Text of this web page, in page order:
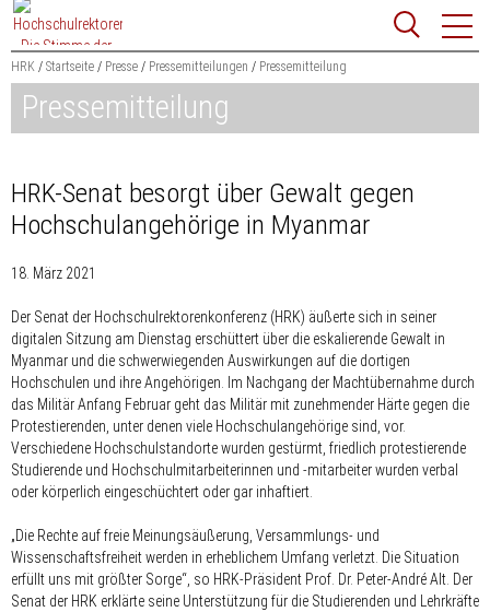
Zum
Content
springen
Suchbegriff
Suchen
HRK Startseite Presse Pressemitteilungen Pressemitteilung
Pressemitteilung
HRK-Senat besorgt über Gewalt gegen
Hochschulangehörige in Myanmar
18. März 2021
Der Senat der Hochschulrektorenkonferenz (HRK) äußerte sich in seiner
digitalen Sitzung am Dienstag erschüttert über die eskalierende Gewalt in
Myanmar und die schwerwiegenden Auswirkungen auf die dortigen
Hochschulen und ihre Angehörigen. Im Nachgang der Machtübernahme durch
das Militär Anfang Februar geht das Militär mit zunehmender Härte gegen die
Protestierenden, unter denen viele Hochschulangehörige sind, vor.
Verschiedene Hochschulstandorte wurden gestürmt, friedlich protestierende
Studierende und Hochschulmitarbeiterinnen und -mitarbeiter wurden verbal
oder körperlich eingeschüchtert oder gar inhaftiert.
„Die Rechte auf freie Meinungsäußerung, Versammlungs- und
Wissenschaftsfreiheit werden in erheblichem Umfang verletzt. Die Situation
erfüllt uns mit größter Sorge“, so HRK-Präsident Prof. Dr. Peter-André Alt. Der
Senat der HRK erklärte seine Unterstützung für die Studierenden und Lehrkräfte